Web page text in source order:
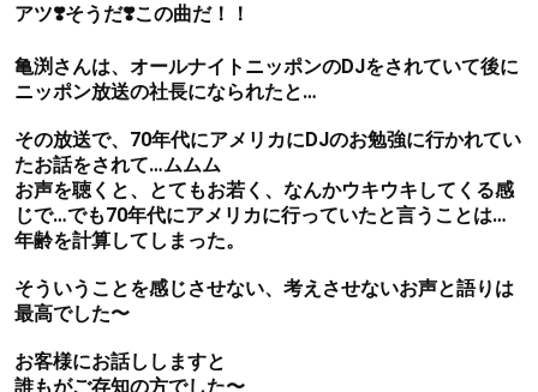
アツ❣️そうだ❣️この曲だ！！
亀渕さんは、オールナイトニッポンのDJをされていて後に
ニッポン放送の社長になられたと…
その放送で、70年代にアメリカにDJのお勉強に行かれてい
たお話をされて…ムムム
お声を聴くと、とてもお若く、なんかウキウキしてくる感
じで…でも70年代にアメリカに行っていたと言うことは…
年齢を計算してしまった。
そういうことを感じさせない、考えさせないお声と語りは
最高でした〜
お客様にお話ししますと
誰もがご存知の方でした〜